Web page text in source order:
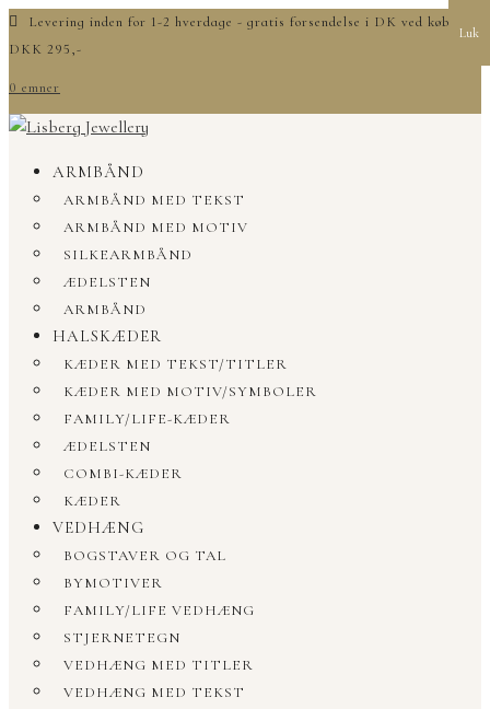
Levering inden for 1-2 hverdage - gratis forsendelse i DK ved køb over
DKK 295,-
0 emner
ARMBÅND
ARMBÅND MED TEKST
ARMBÅND MED MOTIV
SILKEARMBÅND
ÆDELSTEN
ARMBÅND
HALSKÆDER
KÆDER MED TEKST/TITLER
KÆDER MED MOTIV/SYMBOLER
FAMILY/LIFE-KÆDER
ÆDELSTEN
COMBI-KÆDER
KÆDER
VEDHÆNG
BOGSTAVER OG TAL
BYMOTIVER
FAMILY/LIFE VEDHÆNG
STJERNETEGN
VEDHÆNG MED TITLER
VEDHÆNG MED TEKST
Luk